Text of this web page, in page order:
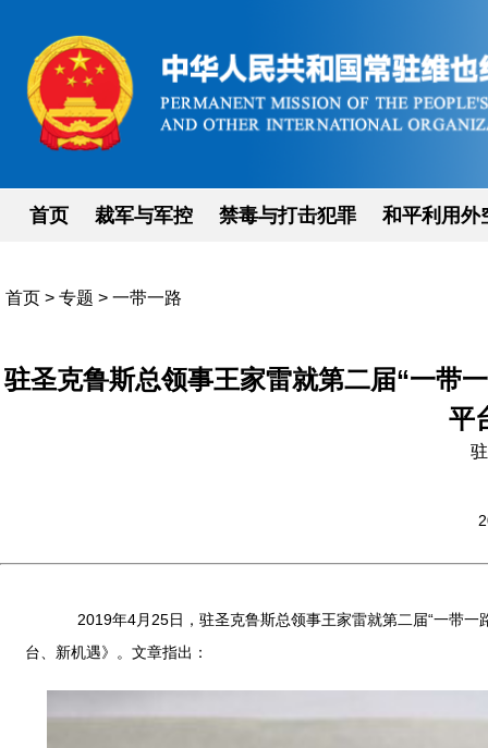
首页 裁军与军控 禁毒与打击犯罪 和平利用外
首页 > 专题 > 一带一路
驻圣克鲁斯总领事王家雷就第二届“一带
平
2019年4月25日，驻圣克鲁斯总领事王家雷就第二届“一带一
台、新机遇》。文章指出：